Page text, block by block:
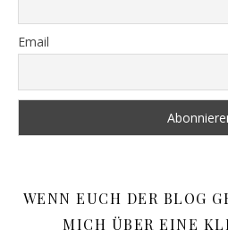
Email
WENN EUCH DER BLOG
MICH ÜBER EINE